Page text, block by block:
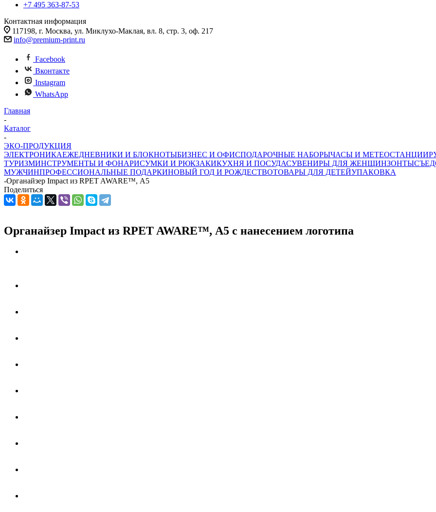
+7 495 363-87-53
Контактная информация
117198, г. Москва, ул. Миклухо-Маклая, вл. 8, стр. 3, оф. 217
info@premium-print.ru
Facebook
Вконтакте
Instagram
WhatsApp
Главная
-
Каталог
-
ЭКО-ПРОДУКЦИЯ
ЭЛЕКТРОНИКАЕЖЕДНЕВНИКИ И БЛОКНОТЫБИЗНЕС И ОФИСПОДАРОЧНЫЕ НАБОРЫЧАСЫ И МЕТЕОСТАНЦИИ
ТУРИЗМИНСТРУМЕНТЫ И ФОНАРИСУМКИ И РЮКЗАКИКУХНЯ И ПОСУДАСУВЕНИРЫ ДЛЯ ЖЕНЩИНЗОНТЫ
МУЖЧИНПРОФЕССИОНАЛЬНЫЕ ПОДАРКИНОВЫЙ ГОД И РОЖДЕСТВОТОВАРЫ ДЛЯ ДЕТЕЙУПАКОВКА
-Органайзер Impact из RPET AWARE™, А5
Поделиться
Органайзер Impact из RPET AWARE™, А5 с нанесением логотипа